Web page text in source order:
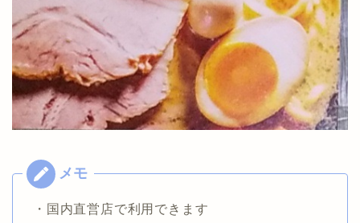
・国内直営店で利用できます